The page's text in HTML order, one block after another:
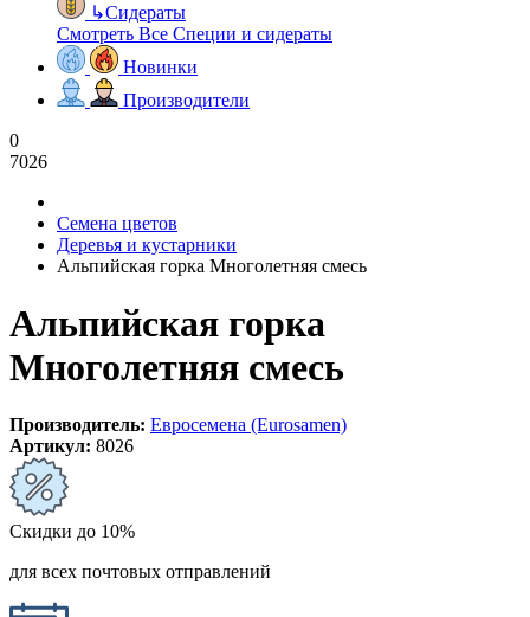
↳Сидераты
Смотреть Все Специи и сидераты
Новинки
Производители
0
7026
Семена цветов
Деревья и кустарники
Альпийская горка Многолетняя смесь
Альпийская горка
Многолетняя смесь
Производитель: Евросемена (Eurosamen)
Артикул: 8026
Скидки до 10%
для всех почтовых отправлений